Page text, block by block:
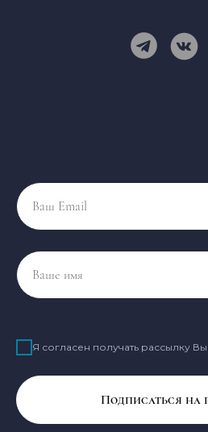
Ваш Email
Ваше имя
Я согласен получать рассылку
Подписаться на